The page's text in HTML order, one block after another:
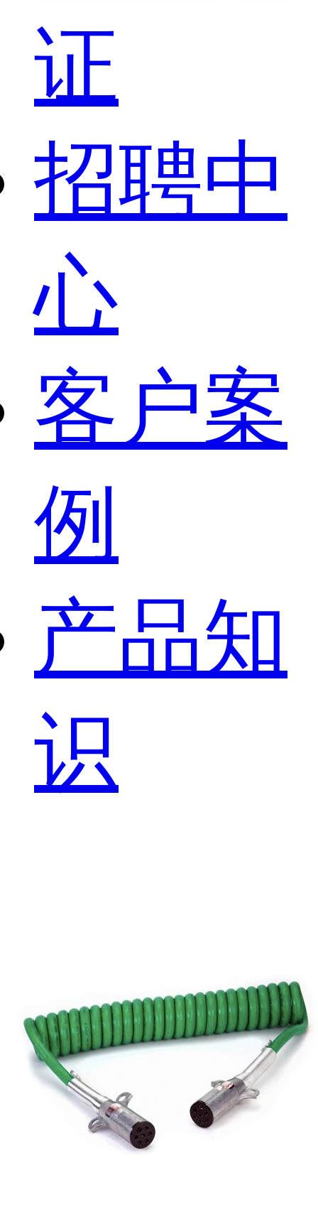
证
招聘中
心
客户案
例
产品知
识